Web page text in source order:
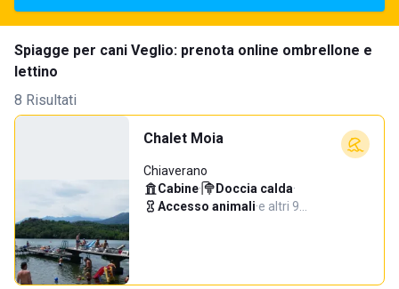
Spiagge per cani Veglio: prenota online ombrellone e
lettino
8 Risultati
Chalet Moia
Chiaverano
Cabine· Doccia calda·
Accesso animali·e altri 9…